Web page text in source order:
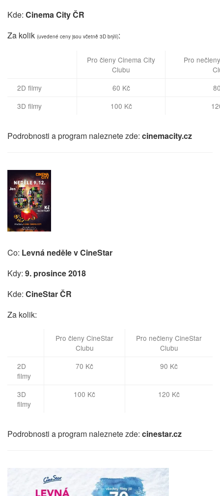
Kde: Cinema City ČR
Za kolik (uvedené ceny jsou včetně 3D brýlí):
Pro členy Cinema City
Clubu
Pro
2D filmy
60 Kč
3D filmy
100 Kč
Podrobnosti a program naleznete zde: cinemacity.cz
Co: Levná neděle v CineStar
Kdy: 9. prosince 2018
Kde: CineStar ČR
Za kolik:
Pro členy CineStar
Clubu
Pro nečleny CineStar
Clubu
2D
filmy
70 Kč 90 Kč
3D
filmy
100 Kč 120 Kč
Podrobnosti a program naleznete zde: cinestar.cz